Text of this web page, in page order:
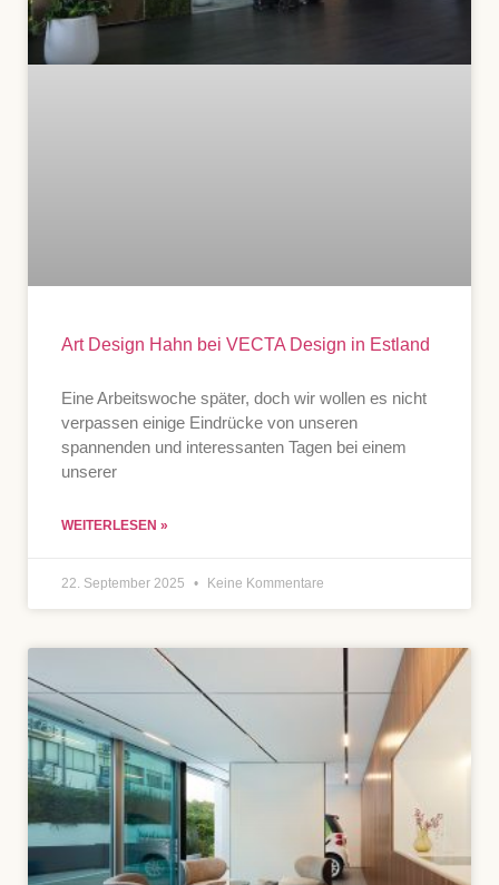
Art Design Hahn bei VECTA Design in Estland
Eine Arbeitswoche später, doch wir wollen es nicht
verpassen einige Eindrücke von unseren
spannenden und interessanten Tagen bei einem
unserer
WEITERLESEN »
22. September 2025 Keine Kommentare